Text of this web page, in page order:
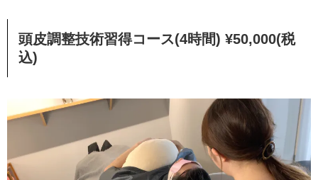
頭皮調整技術習得コース(4時間) ¥50,000(税
込)